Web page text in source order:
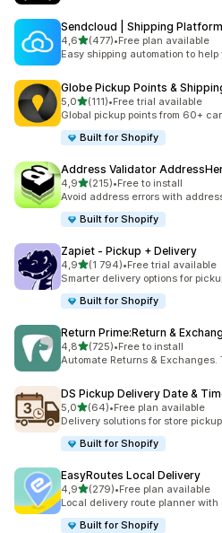
Sendcloud | Shipping Platform
4,6/ 5 tähteä
(477)
477 arvostelua yhteensä
•Free plan available
Easy shipping automation to help
Globe Pickup Points &
5,0/ 5 tähteä
(111)
111 arvostelua yhteensä
•Free trial available
Global pickup points from 60+
Built for Shopify
Address Validator
4,9/ 5 tähteä
(215)
215 arvostelua yhteensä
•Free to install
Avoid address errors with
Built for Shopify
Zapiet ‑ Pickup + Delivery
4,9/ 5 tähteä
(1 794)
1794 arvostelua yhteensä
•Free trial available
Smarter delivery options for
Built for Shopify
Return Prime:Return &
4,8/ 5 tähteä
(725)
725 arvostelua yhteensä
•Free to install
Automate Returns & Exchanges.
DS Pickup Delivery Date &
5,0/ 5 tähteä
(64)
64 arvostelua yhteensä
•Free plan available
Delivery solutions for store
Built for Shopify
EasyRoutes Local Delivery
4,9/ 5 tähteä
(279)
279 arvostelua yhteensä
•Free plan available
Local delivery route planner
Built for Shopify